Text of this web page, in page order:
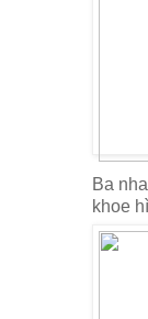
Ba
khoe